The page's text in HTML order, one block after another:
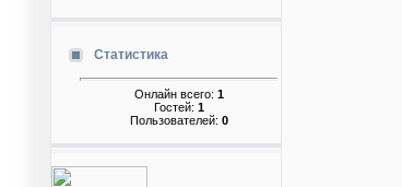
Статистика
Онлайн всего: 1
Гостей: 1
Пользователей: 0